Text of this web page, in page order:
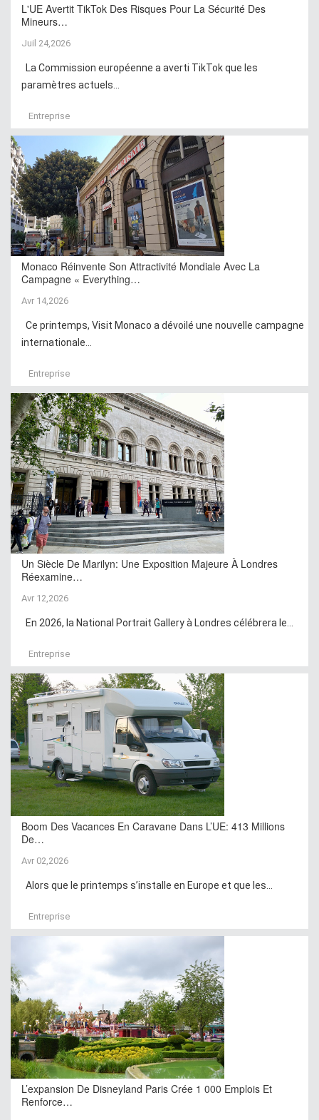
L'UE Avertit TikTok Des Risques Pour La Sécurité Des
Mineurs…
Juil 24,2026
La Commission européenne a averti TikTok que les
paramètres actuels...
Entreprise
Monaco Réinvente Son Attractivité Mondiale Avec La
Campagne « Everything…
Avr 14,2026
Ce printemps, Visit Monaco a dévoilé une nouvelle campagne
internationale...
Entreprise
Un Siècle De Marilyn: Une Exposition Majeure À Londres
Réexamine…
Avr 12,2026
En 2026, la National Portrait Gallery à Londres célébrera le...
Entreprise
Boom Des Vacances En Caravane Dans L’UE: 413 Millions
De…
Avr 02,2026
Alors que le printemps s’installe en Europe et que les...
Entreprise
L’expansion De Disneyland Paris Crée 1 000 Emplois Et
Renforce…